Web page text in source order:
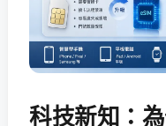
科技新知：